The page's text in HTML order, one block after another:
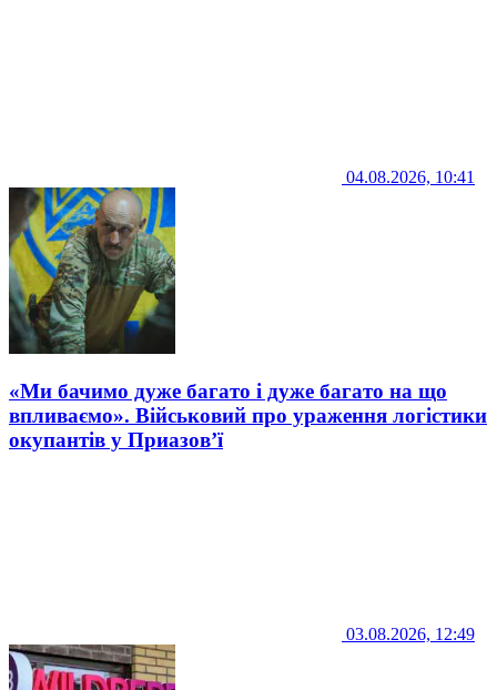
04.08.2026, 10:41
«Ми бачимо дуже багато і дуже багато на що
впливаємо». Військовий про ураження логістики
окупантів у Приазов’ї
03.08.2026, 12:49